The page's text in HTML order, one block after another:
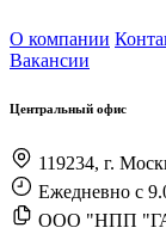
О компании
Вакансии
Центральный офис
119234, г.
Ежедневно с
ООО "НПП